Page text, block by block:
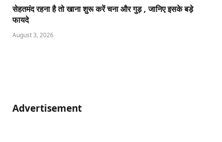
सेहतमंद रहना है तो खाना शुरू करें चना और गुड़ , जानिए इसके बड़े
फायदे
August 3, 2026
Advertisement